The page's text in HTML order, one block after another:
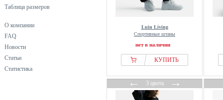
Таблица размеров
О компании
FAQ
Новости
Статьи
Статистика
Luin Living
Спортивные штаны
нет в наличии
КУПИТЬ
←3 цвета→